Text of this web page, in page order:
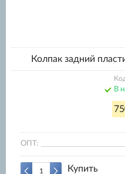
Колпак задний
В
ОПТ:
Купить